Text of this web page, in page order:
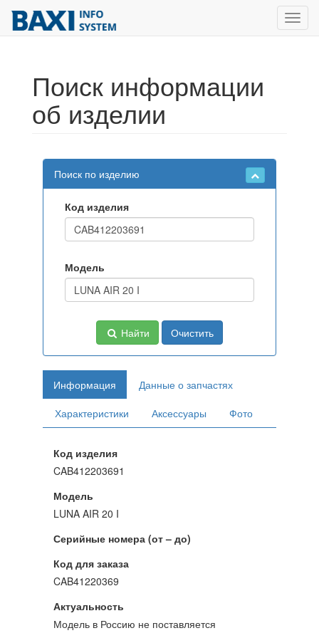
Поиск информации
об изделии
Поиск по изделию
Код изделия
Модель
Найти Очистить
Информация
Данные о запчастях
Характеристики
Аксессуары Фото
Код изделия
CAB412203691
Модель
LUNA AIR 20 I
Серийные номера (от – до)
Код для заказа
CAB41220369
Актуальность
Модель в Россию не поставляется